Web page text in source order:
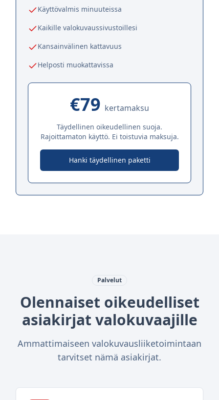
Käyttövalmis minuuteissa
Kaikille valokuvaussivustoillesi
Kansainvälinen kattavuus
Helposti muokattavissa
€79 kertamaksu
Täydellinen oikeudellinen suoja.
Rajoittamaton käyttö. Ei toistuvia maksuja.
Hanki täydellinen paketti
Palvelut
Olennaiset oikeudelliset
asiakirjat valokuvaajille
Ammattimaiseen valokuvausliiketoimintaan
tarvitset nämä asiakirjat.